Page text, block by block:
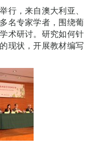
行，来自澳大利亚、
名专家学者，围绕葡
术研讨。研究如何针
现状，开展教材编写